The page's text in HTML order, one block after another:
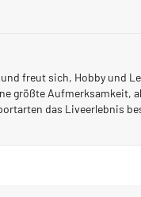
freut sich, Hobby und
größte Aufmerksamkeit,
das Liveerlebnis